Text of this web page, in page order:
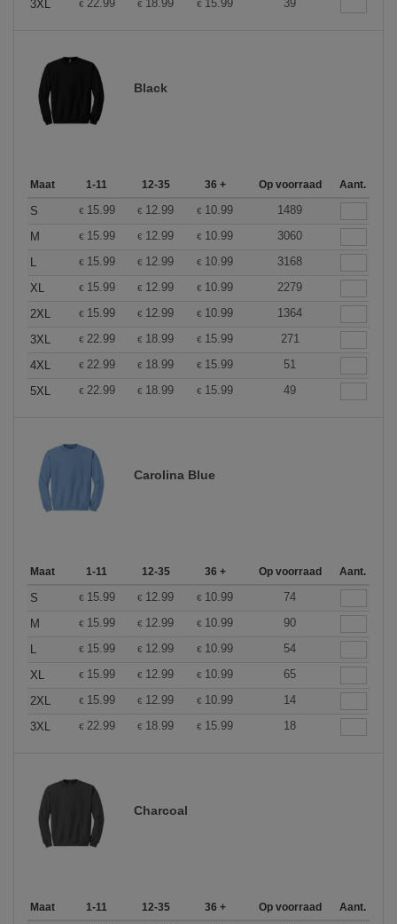
3XL € 22.99 € 18.99 € 15.99 39
Black
Maat 1-11 12-35 36 + Op voorraad Aant.
S € 15.99 € 12.99 € 10.99
1489
M
€ 15.99 € 12.99 € 10.99
3060
L
€ 15.99 € 12.99 € 10.99
3168
XL
€ 15.99 € 12.99 € 10.99
2279
2XL
€ 15.99 € 12.99 € 10.99
1364
3XL
€ 22.99 € 18.99 € 15.99
271
4XL
€ 22.99 € 18.99 € 15.99
51
5XL
€ 22.99 € 18.99 € 15.99 49
Carolina Blue
Maat 1-11 12-35 36 + Op voorraad Aant.
S € 15.99 € 12.99 € 10.99
74
M
€ 15.99 € 12.99 € 10.99
90
L
€ 15.99 € 12.99 € 10.99
54
XL
€ 15.99 € 12.99 € 10.99
65
2XL
€ 15.99 € 12.99 € 10.99
14
3XL
€ 22.99 € 18.99 € 15.99 18
Charcoal
Maat 1-11 12-35 36 + Op voorraad Aant.